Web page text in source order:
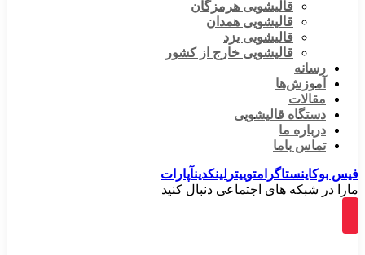
قالیشویی هرمزگان
قالیشویی همدان
قالیشویی یزد
قالیشویی خارج از کشور
رسانه
آموزش‌ها
مقالات
دستگاه قالیشویی
درباره ما
تماس باما
فیس بوکاینستاگرامتوییتر لینکدینآپارات
مارا در شبکه های اجتماعی دنبال کنید